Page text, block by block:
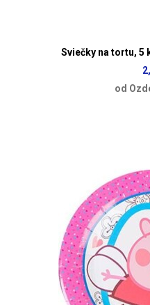
Sviečky na tortu, 5
od